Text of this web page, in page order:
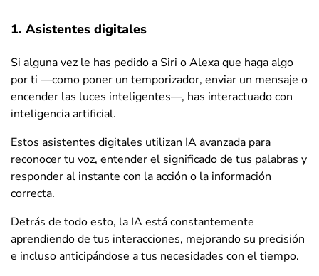
1. Asistentes digitales
Si alguna vez le has pedido a Siri o Alexa que haga algo
por ti —como poner un temporizador, enviar un mensaje o
encender las luces inteligentes—, has interactuado con
inteligencia artificial.
Estos asistentes digitales utilizan IA avanzada para
reconocer tu voz, entender el significado de tus palabras y
responder al instante con la acción o la información
correcta.
Detrás de todo esto, la IA está constantemente
aprendiendo de tus interacciones, mejorando su precisión
e incluso anticipándose a tus necesidades con el tiempo.